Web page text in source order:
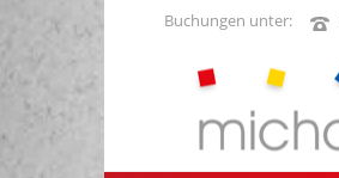
Buchungen unter: